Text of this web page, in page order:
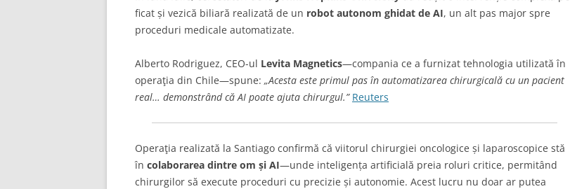
ficat și vezică biliară realizată de un robot autonom ghidat de AI, un alt pas major spre
proceduri medicale automatizate.
Alberto Rodriguez, CEO-ul Levita Magnetics—compania ce a furnizat tehnologia utilizată în
operaţia din Chile—spune: „Acesta este primul pas în automatizarea chirurgicală cu un pacient
real… demonstrând că AI poate ajuta chirurgul.” Reuters
Operaţia realizată la Santiago confirmă că viitorul chirurgiei oncologice și laparoscopice stă
în colaborarea dintre om și AI—unde inteligența artificială preia roluri critice, permitând
chirurgilor să execute proceduri cu precizie și autonomie. Acest lucru nu doar ar putea